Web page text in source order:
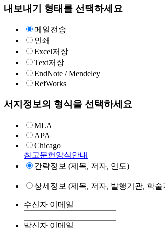
내보내기 형태를 선택하세요
메일전송
인쇄
Excel저장
Text저장
EndNote / Mendeley
RefWorks
서지정보의 형식을 선택하세요
MLA
APA
Chicago
참고문헌양식안내
간략정보 (제목, 저자, 연도)
상세정보 (제목, 저자, 발행기관, 학
수신자 이메일
발신자 이메일